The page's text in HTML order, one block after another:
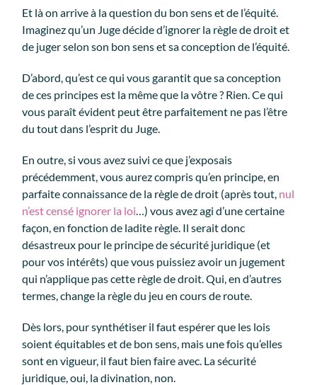
Et là on arrive à la question du bon sens et de l’équité.
Imaginez qu’un Juge décide d’ignorer la règle de droit et
de juger selon son bon sens et sa conception de l’équité.
D’abord, qu’est ce qui vous garantit que sa conception
de ces principes est la même que la vôtre ? Rien. Ce qui
vous paraît évident peut être parfaitement ne pas l’être
du tout dans l’esprit du Juge.
En outre, si vous avez suivi ce que j’exposais
précédemment, vous aurez compris qu’en principe, en
parfaite connaissance de la règle de droit (après tout, nul
n’est censé ignorer la loi …) vous avez agi d’une certaine
façon, en fonction de ladite règle. Il serait donc
désastreux pour le principe de sécurité juridique (et
pour vos intérêts) que vous puissiez avoir un jugement
qui n’applique pas cette règle de droit. Qui, en d’autres
termes, change la règle du jeu en cours de route.
Dès lors, pour synthétiser il faut espérer que les lois
soient équitables et de bon sens, mais une fois qu’elles
sont en vigueur, il faut bien faire avec. La sécurité
juridique, oui, la divination, non.